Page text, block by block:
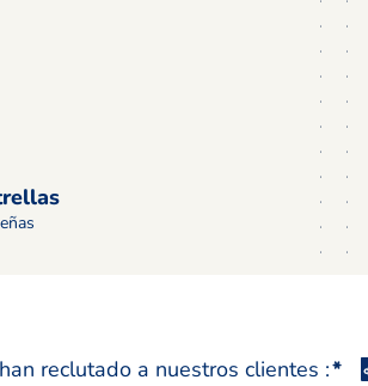
reclutado a nuestros clientes :*